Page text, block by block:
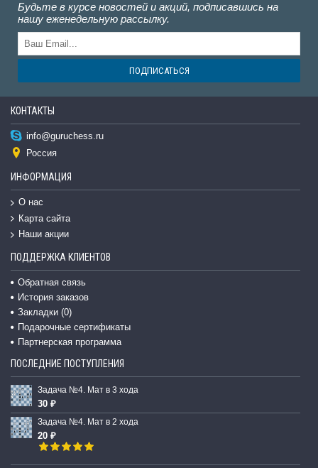
Будьте в курсе новостей и акций, подписавшись на
нашу еженедельную рассылку.
ПОДПИСАТЬСЯ
КОНТАКТЫ
info@guruchess.ru
Россия
ИНФОРМАЦИЯ
О нас
Карта сайта
Наши акции
ПОДДЕРЖКА КЛИЕНТОВ
Обратная связь
История заказов
Закладки (0)
Подарочные сертификаты
Партнерская программа
ПОСЛЕДНИЕ ПОСТУПЛЕНИЯ
Задача №4. Мат в 3 хода
30 ₽
Задача №4. Мат в 2 хода
20 ₽